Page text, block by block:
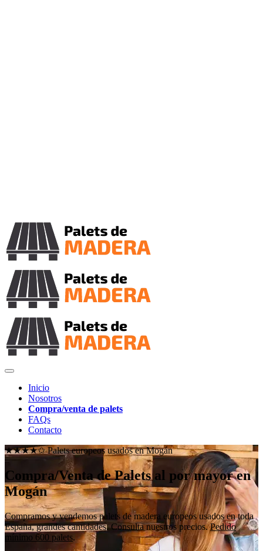
Inicio
Nosotros
Compra/venta de palets
FAQs
Contacto
★★★★✩ Palets europeos usados enMogán
Compra/Venta de Palets al por mayor en
Mogán
Compramos y vendemos palets de madera europeos usados en toda
España, grandes cantidades. Consulta nuestros precios.Pedido
mínimo 600 palets.